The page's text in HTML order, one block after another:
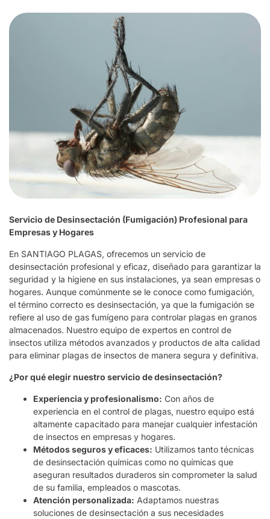
Servicio de Desinsectación (Fumigación) Profesional para
Empresas y Hogares
En SANTIAGO PLAGAS, ofrecemos un servicio de
desinsectación profesional y eficaz, diseñado para garantizar la
seguridad y la higiene en sus instalaciones, ya sean empresas o
hogares. Aunque comúnmente se le conoce como fumigación,
el término correcto es desinsectación, ya que la fumigación se
refiere al uso de gas fumígeno para controlar plagas en granos
almacenados. Nuestro equipo de expertos en control de
insectos utiliza métodos avanzados y productos de alta calidad
para eliminar plagas de insectos de manera segura y definitiva.
¿Por qué elegir nuestro servicio de desinsectación?
Experiencia y profesionalismo: Con años de
experiencia en el control de plagas, nuestro equipo está
altamente capacitado para manejar cualquier infestación
de insectos en empresas y hogares.
Métodos seguros y eficaces: Utilizamos tanto técnicas
de desinsectación químicas como no químicas que
aseguran resultados duraderos sin comprometer la salud
de su familia, empleados o mascotas.
Atención personalizada: Adaptamos nuestras
soluciones de desinsectación a sus necesidades